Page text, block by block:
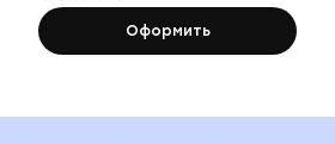
Оформить